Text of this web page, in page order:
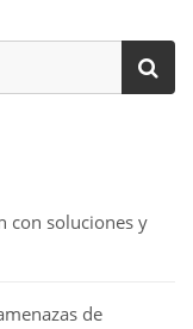
con soluciones y
de